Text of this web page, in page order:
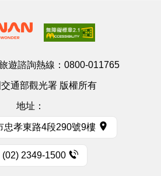
遊諮詢熱線： 0800-011765
通部觀光署 版權所有
地址：
忠孝東路4段290號9樓
(02) 2349-1500